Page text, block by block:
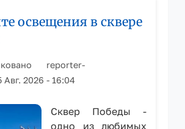
освещения в сквере
reporter-
Авг. 2026 - 16:04
Сквер Победы -
одно из любимых